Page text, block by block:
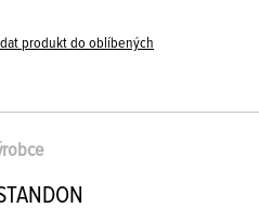
produkt do oblíbených